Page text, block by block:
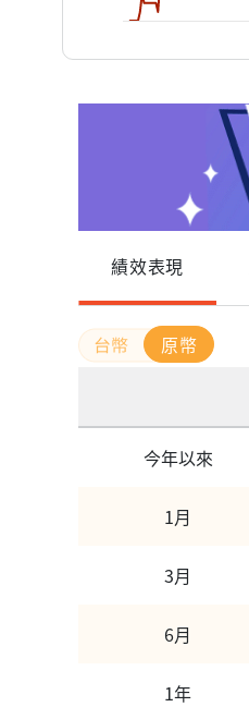
績效表現
原幣
今年以來
1月
3月
6月
1年